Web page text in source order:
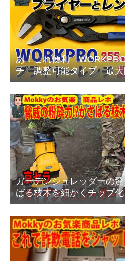
あ！これ便利
チ 調整可能タイプ 最大
ガーデンシュレッダーの
ばる枝木を細かくチップ